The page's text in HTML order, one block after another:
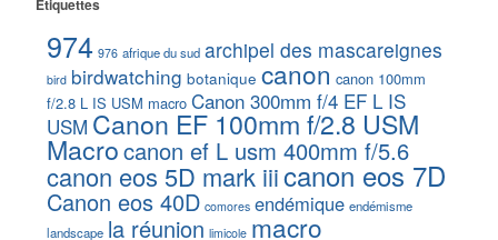
974 976 afrique du sud archipel des mascareignes
bird birdwatching botanique canon canon 100mm
f/2.8 L IS USM macro Canon 300mm f/4 EF L IS
USM Canon EF 100mm f/2.8 USM
Macrocanon ef L usm 400mm f/5.6
canon eos 5D mark iiicanon eos 7D
Canon eos 40D comores endémique endémisme
landscape la réunion limicole macro